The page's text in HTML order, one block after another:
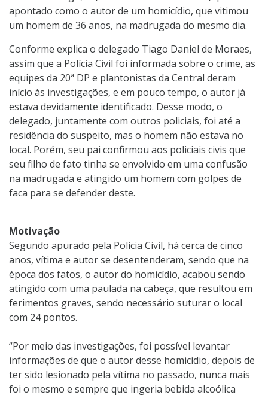
apontado como o autor de um homicídio, que vitimou
um homem de 36 anos, na madrugada do mesmo dia.
Conforme explica o delegado Tiago Daniel de Moraes,
assim que a Polícia Civil foi informada sobre o crime, as
equipes da 20ª DP e plantonistas da Central deram
início às investigações, e em pouco tempo, o autor já
estava devidamente identificado. Desse modo, o
delegado, juntamente com outros policiais, foi até a
residência do suspeito, mas o homem não estava no
local. Porém, seu pai confirmou aos policiais civis que
seu filho de fato tinha se envolvido em uma confusão
na madrugada e atingido um homem com golpes de
faca para se defender deste.
Motivação
Segundo apurado pela Polícia Civil, há cerca de cinco
anos, vítima e autor se desentenderam, sendo que na
época dos fatos, o autor do homicídio, acabou sendo
atingido com uma paulada na cabeça, que resultou em
ferimentos graves, sendo necessário suturar o local
com 24 pontos.
“Por meio das investigações, foi possível levantar
informações de que o autor desse homicídio, depois de
ter sido lesionado pela vítima no passado, nunca mais
foi o mesmo e sempre que ingeria bebida alcoólica